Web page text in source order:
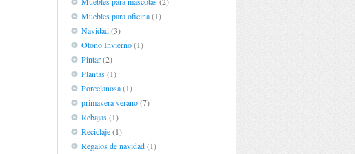
Muebles para oficina(1)
Navidad(3)
Otoño Invierno(1)
Pintar(2)
Plantas(1)
Porcelanosa(1)
primavera verano(7)
Rebajas(1)
Reciclaje(1)
Regalos de navidad(1)